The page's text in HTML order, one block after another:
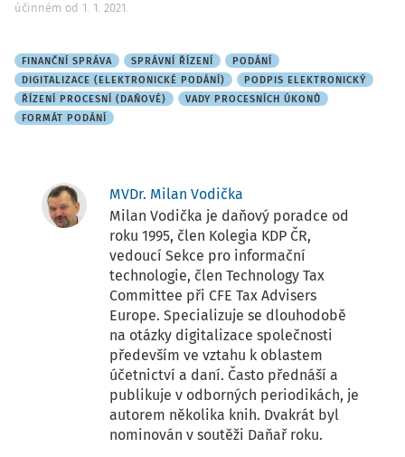
účinném od 1. 1. 2021.
FINANČNÍ SPRÁVA SPRÁVNÍ ŘÍZENÍ
PODÁNÍ
DIGITALIZACE (ELEKTRONICKÉ PODÁNÍ)
PODPIS ELEKTRONICKÝ
ŘÍZENÍ PROCESNÍ (DAŇOVÉ)
VADY PROCESNÍCH ÚKONŮ
FORMÁT PODÁNÍ
MVDr. Milan Vodička
Milan Vodička je daňový poradce od
roku 1995, člen Kolegia KDP ČR,
vedoucí Sekce pro informační
technologie, člen Technology Tax
Committee při CFE Tax Advisers
Europe. Specializuje se dlouhodobě
na otázky digitalizace společnosti
především ve vztahu k oblastem
účetnictví a daní. Často přednáší a
publikuje v odborných periodikách, je
autorem několika knih. Dvakrát byl
nominován v soutěži Daňař roku.